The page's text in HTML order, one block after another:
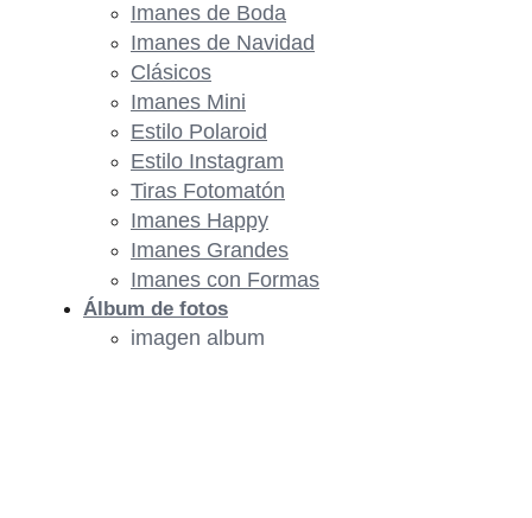
Imanes de Boda
Imanes de Navidad
Clásicos
Imanes Mini
Estilo Polaroid
Estilo Instagram
Tiras Fotomatón
Imanes Happy
Imanes Grandes
Imanes con Formas
Álbum de fotos
imagen album